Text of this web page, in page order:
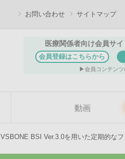
お問い合わせ サイトマップ
医療関係者向け会員サイ
会員登録はこちらから
会員コンテンツ
動画
VSBONE BSI Ver.3.0を用いた定期的な